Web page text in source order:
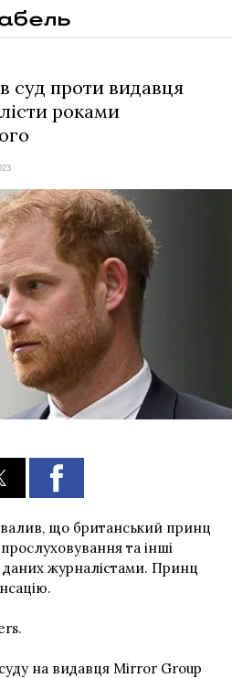
суд проти видавця
роками
що британський принц
та інші
даних журналістами. Принц
на видавця Mirror Group